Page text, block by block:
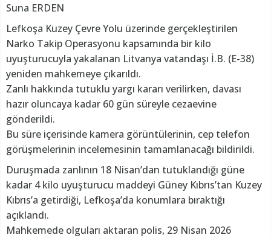
Suna ERDEN
Lefkoşa Kuzey Çevre Yolu üzerinde gerçekleştirilen
Narko Takip Operasyonu kapsamında bir kilo
uyuşturucuyla yakalanan Litvanya vatandaşı İ.B. (E-38)
yeniden mahkemeye çıkarıldı.
Zanlı hakkında tutuklu yargı kararı verilirken, davası
hazır oluncaya kadar 60 gün süreyle cezaevine
gönderildi.
Bu süre içerisinde kamera görüntülerinin, cep telefon
görüşmelerinin incelemesinin tamamlanacağı bildirildi.
Duruşmada zanlının 18 Nisan’dan tutuklandığı güne
kadar 4 kilo uyuşturucu maddeyi Güney Kıbrıs’tan Kuzey
Kıbrıs’a getirdiği, Lefkoşa’da konumlara bıraktığı
açıklandı.
Mahkemede olguları aktaran polis, 29 Nisan 2026